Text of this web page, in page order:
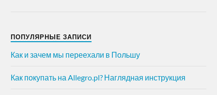
ПОПУЛЯРНЫЕ ЗАПИСИ
Как и зачем мы переехали в Польшу
Как покупать на Allegro.pl? Наглядная инструкция